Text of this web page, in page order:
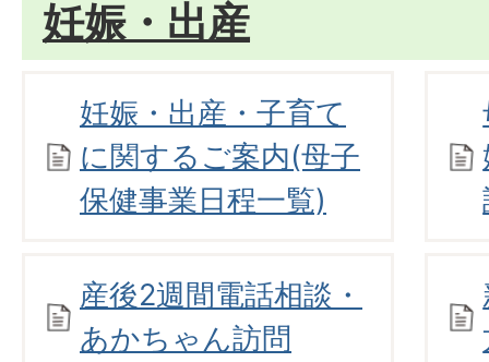
妊娠・出産
妊娠・出産・子育て
に関するご案内(母子
保健事業日程一覧)
産後2週間電話相談・
あかちゃん訪問